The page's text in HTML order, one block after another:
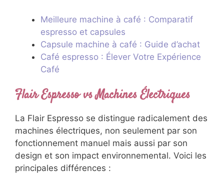
Meilleure machine à café : Comparatif
espresso et capsules
Capsule machine à café : Guide d’achat
Café espresso : Élever Votre Expérience
Café
Flair Espresso vs Machines Électriques
La Flair Espresso se distingue radicalement des
machines électriques, non seulement par son
fonctionnement manuel mais aussi par son
design et son impact environnemental. Voici les
principales différences :